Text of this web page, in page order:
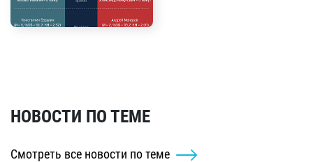
НОВОСТИ ПО ТЕМЕ
Смотреть все новости по теме